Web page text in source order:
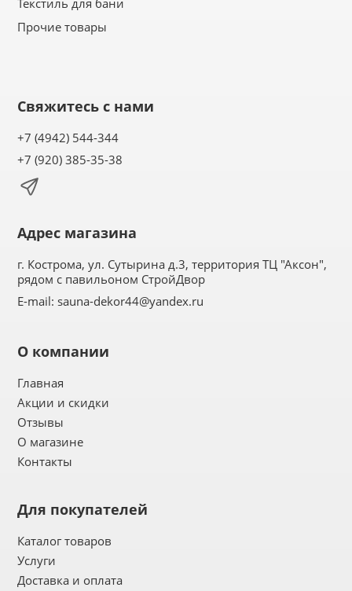
Текстиль для бани
Прочие товары
Свяжитесь с нами
+7 (4942) 544-344
+7 (920) 385-35-38
Адрес магазина
г. Кострома, ул. Сутырина д.3, территория ТЦ "Аксон",
рядом с павильоном СтройДвор
E-mail:sauna-dekor44@yandex.ru
О компании
Главная
Акции и скидки
Отзывы
О магазине
Контакты
Для покупателей
Каталог товаров
Услуги
Доставка и оплата